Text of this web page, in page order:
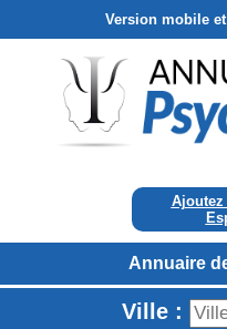
Version mobile
Ajoutez
Annuaire
Ville :